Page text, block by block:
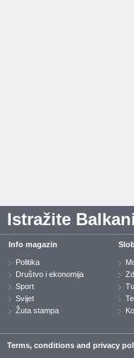
Istražite
Info magazin
Politika
Društvo i ekonomija
Sport
Svijet
Žuta stampa
Terms, conditions and privacy